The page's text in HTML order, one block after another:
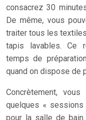
consacrez 30
De même, vous
traiter tous les
tapis lavables. Ce
temps de
quand on dispose de
Concrètement,
quelques «
pour la salle de bain